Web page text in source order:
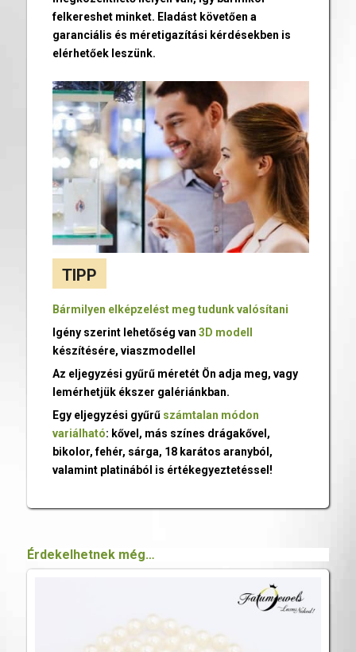
felkereshet minket. Eladást követően a
garanciális és méretigazítási kérdésekben is
elérhetőek leszünk.
TIPP
Bármilyen elképzelést meg tudunk valósítani
Igény szerint lehetőség van 3D modell
készítésére, viaszmodellel
Az eljegyzési gyűrű méretét Ön adja meg, vagy
lemérhetjük ékszer galériánkban.
Egy eljegyzési gyűrű számtalan módon
variálható: kővel, más színes drágakővel,
bikolor, fehér, sárga, 18 karátos aranyból,
valamint platinából is értékegyeztetéssel!
Érdekelhetnek még…